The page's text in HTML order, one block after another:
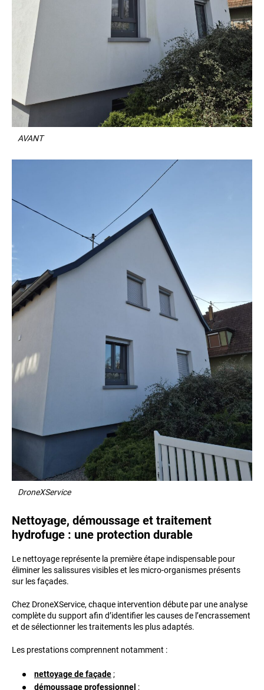
AVANT
DroneXService
Nettoyage, démoussage et traitement
hydrofuge : une protection durable
Le nettoyage représente la première étape indispensable pour
éliminer les salissures visibles et les micro-organismes présents
sur les façades.
Chez DroneXService, chaque intervention débute par une analyse
complète du support afin d’identifier les causes de l’encrassement
et de sélectionner les traitements les plus adaptés.
Les prestations comprennent notamment :
nettoyage de façade;
démoussage professionnel ;